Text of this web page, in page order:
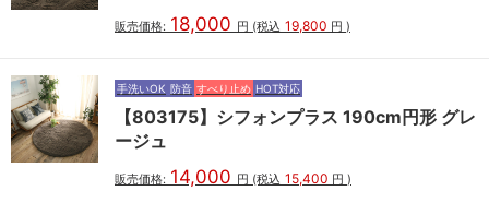
販売価格: 18,000 円 (税込 19,800 円 )
手洗いOK 防音 すべり止め HOT対応
【803175】シフォンプラス 190cm円形 グレ
ージュ
販売価格: 14,000 円 (税込 15,400 円 )